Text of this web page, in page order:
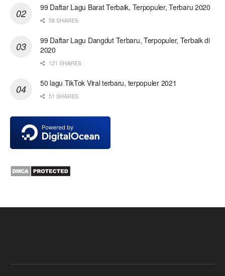
99 Daftar Lagu Barat Terbaik, Terpopuler, Terbaru 2020
58 SHARES
99 Daftar Lagu Dangdut Terbaru, Terpopuler, Terbaik di
2020
121 SHARES
50 lagu TikTok Viral terbaru, terpopuler 2021
51 SHARES